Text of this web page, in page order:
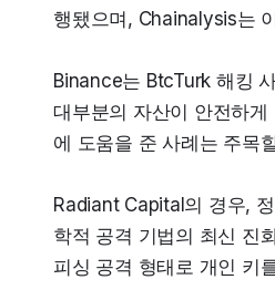
행됐으며, Chainalysis는
Binance는 BtcTurk 해킹
대부분의 자산이 안전하
에 도움을 준 사례는 주목
Radiant Capital의 경우,
학적 공격 기법의 최신 진
피싱 공격 형태로 개인 키